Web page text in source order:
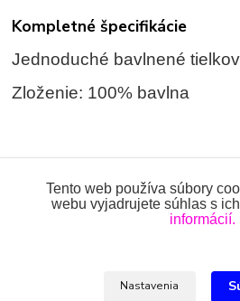
Kompletné špecifikácie
Jednoduché bavlnené
Zloženie: 100% bavlna
BODY
Tento web používa súbory
webu vyjadrujete súhlas s
informácií.
Nastavenia